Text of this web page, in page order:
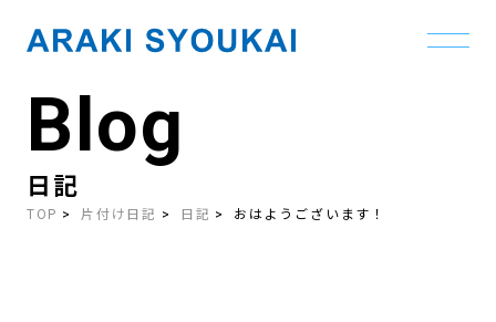
contentBlog
日記
TOP 片付け日記 日記 おはようございます！